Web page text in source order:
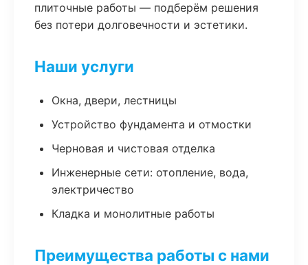
плиточные работы — подберём решения
без потери долговечности и эстетики.
Наши услуги
Окна, двери, лестницы
Устройство фундамента и отмостки
Черновая и чистовая отделка
Инженерные сети: отопление, вода,
электричество
Кладка и монолитные работы
Преимущества работы с нами